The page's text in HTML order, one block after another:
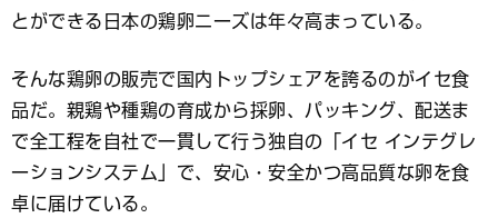
とができる日本の鶏卵ニーズは年々高まっている。
そんな鶏卵の販売で国内トップシェアを誇るのがイセ食
品だ。親鶏や種鶏の育成から採卵、パッキング、配送ま
で全工程を自社で一貫して行う独自の「イセ インテグレ
ーションシステム」で、安心・安全かつ高品質な卵を食
卓に届けている。